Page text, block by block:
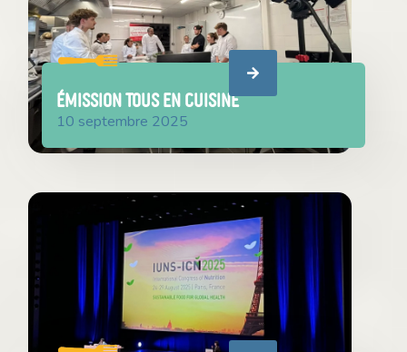
Émission Tous en Cuisine
10 septembre 2025